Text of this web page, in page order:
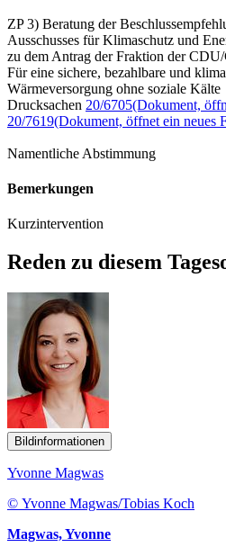
ZP 3) Beratung der
Ausschusses für Klimaschutz und
zu dem Antrag der Fraktion der
Für eine sichere, bezahlbare und
Wärmeversorgung ohne soziale Kälte
Drucksachen 20/6705(Dokument,
20/7619(Dokument, öffnet ein neues
Namentliche Abstimmung
Bemerkungen
Kurzintervention
Reden zu diesem
Bildinformationen
Yvonne Magwas
© Yvonne Magwas/Tobias Koch
Magwas, Yvonne